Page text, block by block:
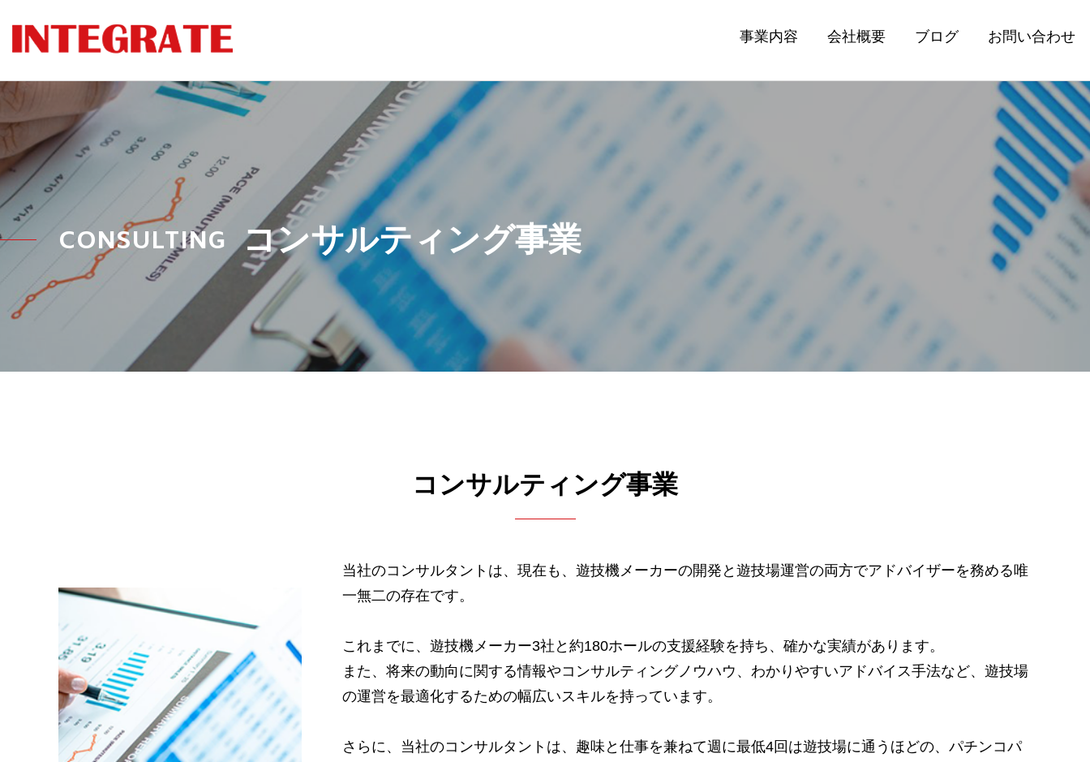
事業内容 会社概要 ブログ お問い合わせ
CONSULTING コンサルティング事業
コンサルティング事業
当社のコンサルタントは、現在も、遊技機メーカーの開発と遊技場運営の両方でアドバイザーを務める唯
一無二の存在です。
これまでに、遊技機メーカー3社と約180ホールの支援経験を持ち、確かな実績があります。
また、将来の動向に関する情報やコンサルティングノウハウ、わかりやすいアドバイス手法など、遊技場
の運営を最適化するための幅広いスキルを持っています。
さらに、当社のコンサルタントは、趣味と仕事を兼ねて週に最低4回は遊技場に通うほどの、パチンコパ